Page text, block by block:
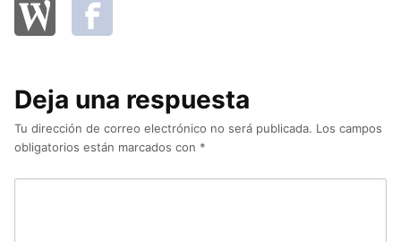
Deja una respuesta
Tu dirección de correo electrónico no será publicada. Los campos
obligatorios están marcados con *